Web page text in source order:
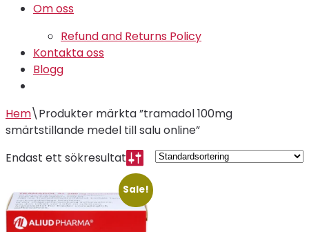
Om oss
Refund and Returns Policy
Kontakta oss
Blogg
Hem\Produkter märkta ”tramadol 100mg
smärtstillande medel till salu online”
Endast ett sökresultat
Sale!